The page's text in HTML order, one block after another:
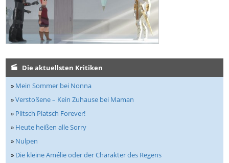
Die aktuellsten Kritiken
» Mein Sommer bei Nonna
»Verstoßene – Kein Zuhause bei Maman
» Plitsch Platsch Forever!
» Heute heißen alle Sorry
» Nulpen
» Die kleine Amélie oder der Charakter des Regens